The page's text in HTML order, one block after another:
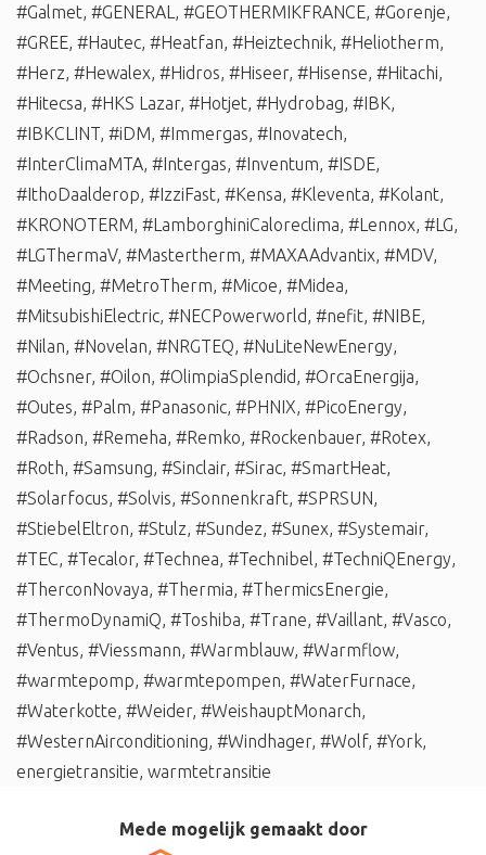
#Galmet, #GENERAL , #GEOTHERMIKFRANCE, #Gorenje,
#GREE, #Hautec, #Heatfan, #Heiztechnik, #Heliotherm,
#Herz, #Hewalex, #Hidros, #Hiseer, #Hisense, #Hitachi,
#Hitecsa, #HKS Lazar, #Hotjet, #Hydrobag, #IBK,
#IBKCLINT, #iDM, #Immergas, #Inovatech,
#InterClimaMTA, #Intergas, #Inventum, #ISDE,
#IthoDaalderop, #IzziFast, #Kensa, #Kleventa, #Kolant,
#KRONOTERM, #LamborghiniCaloreclima, #Lennox, #LG,
#LGThermaV, #Mastertherm, #MAXAAdvantix, #MDV,
#Meeting, #MetroTherm, #Micoe, #Midea,
#MitsubishiElectric, #NECPowerworld, #nefit, #NIBE,
#Nilan, #Novelan, #NRGTEQ, #NuLiteNewEnergy,
#Ochsner, #Oilon, #OlimpiaSplendid, #OrcaEnergija,
#Outes, #Palm, #Panasonic, #PHNIX, #PicoEnergy,
#Radson, #Remeha, #Remko, #Rockenbauer, #Rotex,
#Roth, #Samsung, #Sinclair, #Sirac, #SmartHeat,
#Solarfocus, #Solvis, #Sonnenkraft, #SPRSUN,
#StiebelEltron, #Stulz, #Sundez, #Sunex, #Systemair,
#TEC, #Tecalor, #Technea, #Technibel, #TechniQEnergy,
#TherconNovaya, #Thermia, #ThermicsEnergie,
#ThermoDynamiQ, #Toshiba, #Trane, #Vaillant, #Vasco,
#Ventus, #Viessmann, #Warmblauw, #Warmflow,
#warmtepomp, #warmtepompen, #WaterFurnace,
#Waterkotte, #Weider, #WeishauptMonarch,
#WesternAirconditioning, #Windhager, #Wolf, #York,
energietransitie, warmtetransitie
Mede mogelijk gemaakt door